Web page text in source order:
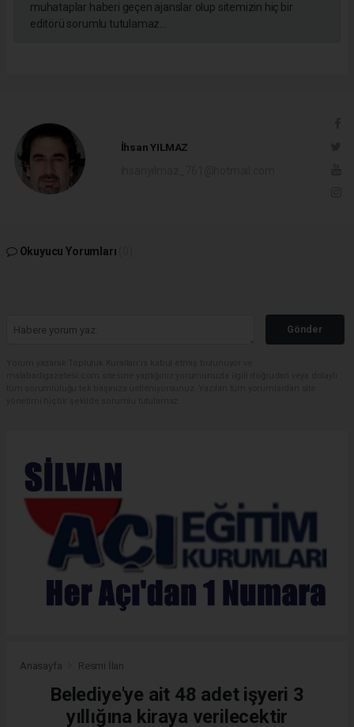
muhataplar haberi geçen ajanslar olup sitemizin hiç bir
editörü sorumlu tutulamaz...
İhsan YILMAZ
Okuyucu Yorumları
Gönder
Anasayfa Resmi İlan
Belediye'ye ait 48 adet işyeri 3
yıllığına kiraya verilecektir